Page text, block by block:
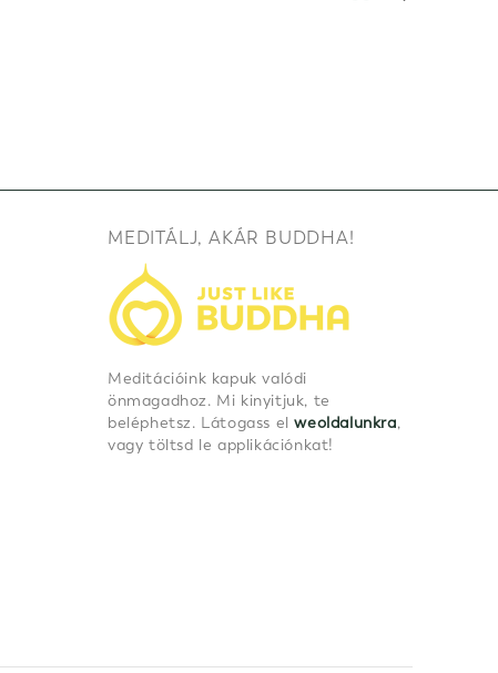
MEDITÁLJ, AKÁR BUDDHA!
Meditációink kapuk valódi
önmagadhoz. Mi kinyitjuk, te
beléphetsz. Látogass elweoldalunkra,
vagy töltsd le applikációnkat!